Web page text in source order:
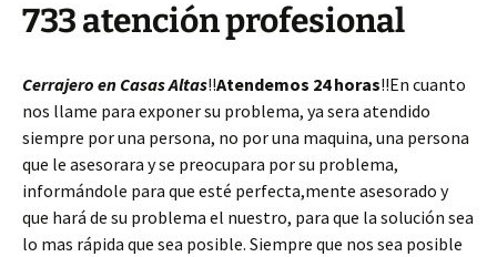
733 atención profesional
Cerrajero en Casas Altas!!Atendemos 24 horas!!En cuanto
nos llame para exponer su problema, ya sera atendido
siempre por una persona, no por una maquina, una persona
que le asesorara y se preocupara por su problema,
informándole para que esté perfecta,mente asesorado y
que hará de su problema el nuestro, para que la solución sea
lo mas rápida que sea posible. Siempre que nos sea posible